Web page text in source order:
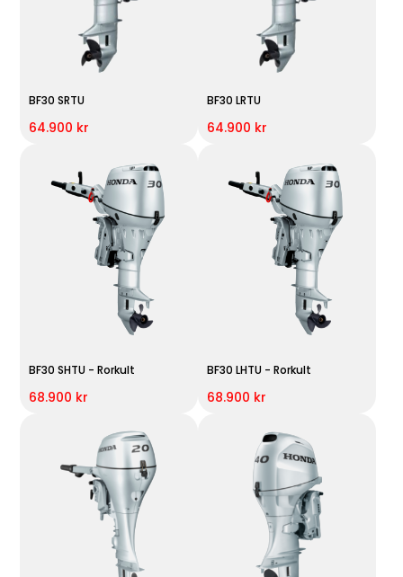
BF30 SRTU
64.900 kr
BF30 LRTU
64.900 kr
BF30 SHTU - Rorkult
68.900 kr
BF30 LHTU - Rorkult
68.900 kr